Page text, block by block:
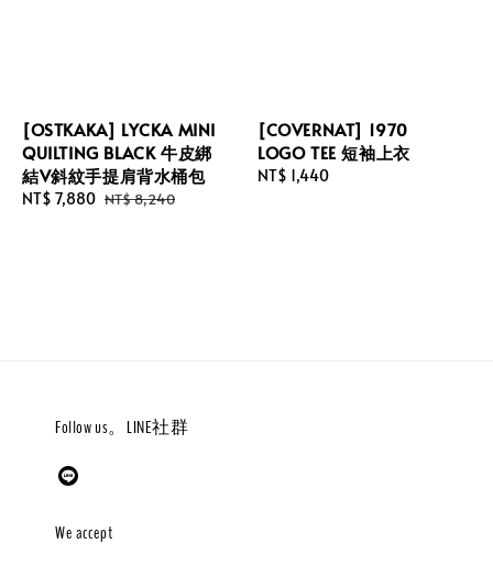
[OSTKAKA] LYCKA MINI
QUILTING BLACK 牛皮綁
結V斜紋手提肩背水桶包
Sale
NT$ 7,880 Regular
NT$ 8,240
[COVERNAT] 1970
LOGO TEE 短袖上衣
Regular
NT$ 1,440
Follow us。LINE社群
We accept